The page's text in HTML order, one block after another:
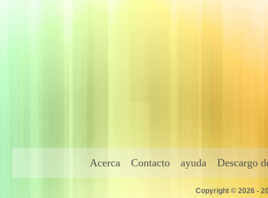
Acerca Contacto ayuda Descargo
Copyright © 2026 -